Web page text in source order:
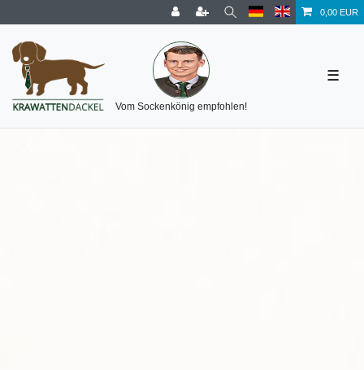
0,00 EUR
Vom Sockenkönig empfohlen!
☰